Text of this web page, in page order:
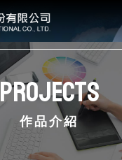
Projects
作品介紹